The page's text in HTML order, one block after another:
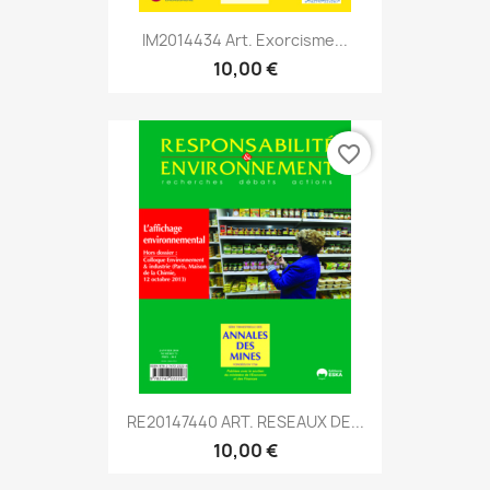
IM2014434 Art. Exorcisme...
10,00 €
RE20147440 ART. RESEAUX DE...
10,00 €
favorite_border